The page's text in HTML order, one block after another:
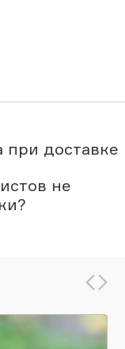
при доставке
не